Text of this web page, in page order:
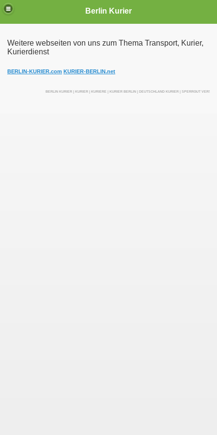
Berlin Kurier
Weitere webseiten von uns zum Thema Transport, Kurier,
Kurierdienst
BERLIN-KURIER.com KURIER-BERLIN.net
BERLIN KURIER | KURIER | KURIERE | KURIER BERLIN | DEUTSCHLAND KURIER | SPERRGUT